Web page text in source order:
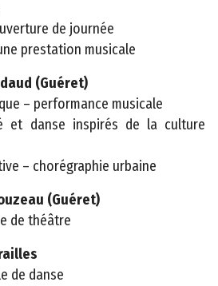
de journée
prestation musicale
(Guéret)
– performance musicale
et danse inspirés de la culture
– chorégraphie urbaine
(Guéret)
de théâtre
de danse